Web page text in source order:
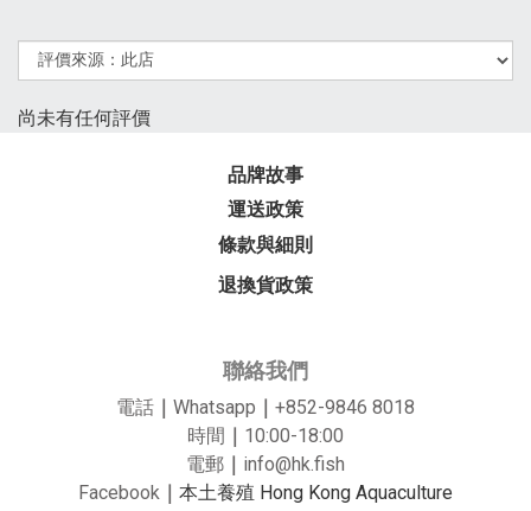
尚未有任何評價
品牌故事
運送政策
條款與細則
退換貨政策
聯絡我們
電話 ｜ Whatsapp ｜ +852-9846 8018
時間 ｜ 10:00-18:00
電郵 ｜ info@hk.fish
Facebook ｜ 本土養殖 Hong Kong Aquaculture